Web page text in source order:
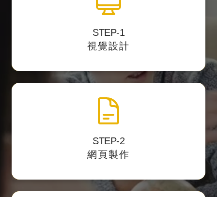
STEP-1
視覺設計
透過影像編輯軟體中設計網站介面，
戶預覽網址校稿。
STEP-2
網頁製作
網頁製作切版
以最精準的 HTML標籤結構
成網頁的格式。